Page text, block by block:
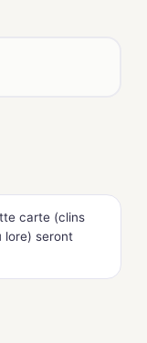
carte (clins
lore) seront